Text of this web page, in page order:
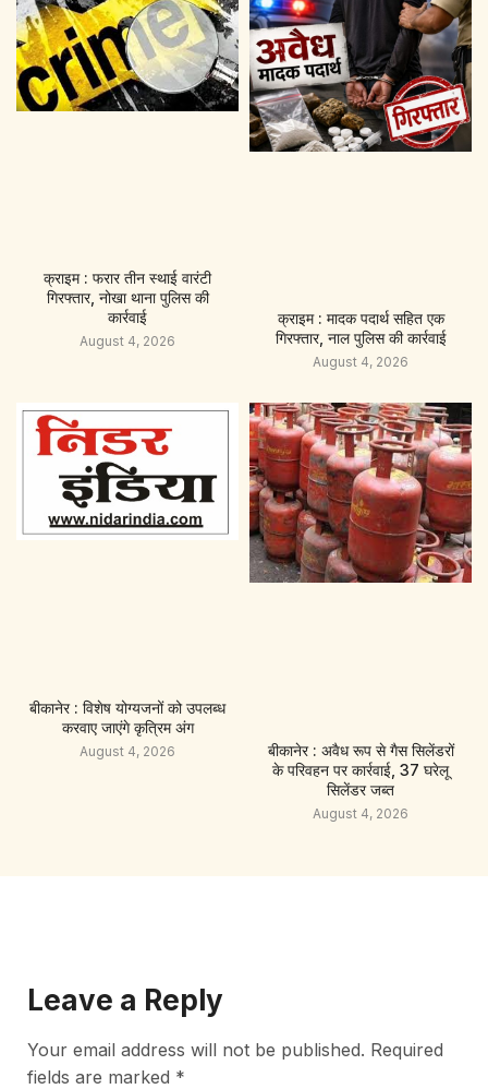
क्राइम : फरार तीन स्थाई वारंटी
गिरफ्तार, नोखा थाना पुलिस की
कार्रवाई
August 4, 2026
क्राइम : मादक पदार्थ सहित एक
गिरफ्तार, नाल पुलिस की कार्रवाई
August 4, 2026
बीकानेर : विशेष योग्यजनों को उपलब्ध
करवाए जाएंगे कृत्रिम अंग
August 4, 2026
बीकानेर : अवैध रूप से गैस सिलेंडरों
के परिवहन पर कार्रवाई, 37 घरेलू
सिलेंडर जब्त
August 4, 2026
Leave a Reply
Your email address will not be published. Required
fields are marked *